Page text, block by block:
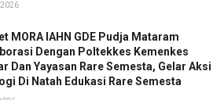
MORA IAHN GDE Pudja Mataram
Dengan Poltekkes Kemenkes
Dan Yayasan Rare Semesta, Gelar Aksi
Di Natah Edukasi Rare Semesta